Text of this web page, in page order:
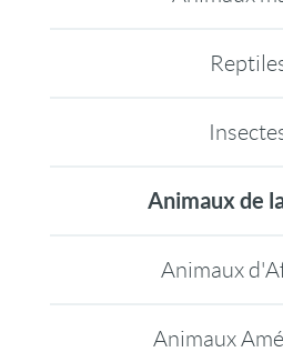
Animaux de
Animaux
Animaux